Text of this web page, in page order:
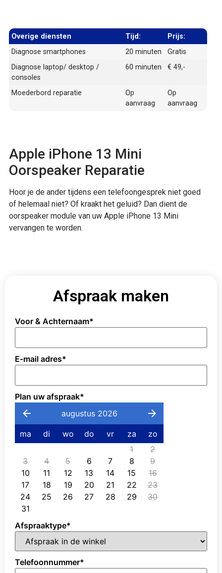
Overige diensten Tijd:
Prijs:
Diagnose smartphones
20 minuten
Gratis
Diagnose laptop/ desktop /
consoles
60 minuten € 49,-
Moederbord reparatie
Op
aanvraag
Op
aanvraag
Apple iPhone 13 Mini
Oorspeaker Reparatie
Hoor je de ander tijdens een telefoongesprek niet goed
of helemaal niet? Of kraakt het geluid? Dan dient de
oorspeaker module van uw Apple iPhone 13 Mini
vervangen te worden.
Afspraak maken
Voor & Achternaam*
E-mail adres*
Plan uw afspraak*
augustus 2026
ma di wo do vr za
zo
1
2
3
4 5 6 7 8
9
10
11 12 13 14 15
16
17
18 19 20 21 22
23
24
25 26 27 28 29
30
31
Afspraaktype*
Telefoonnummer*